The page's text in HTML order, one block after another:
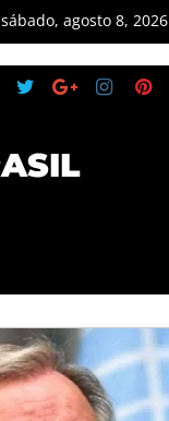
sábado, agosto 8, 2026